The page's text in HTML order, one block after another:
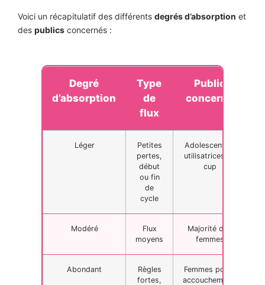
Voici un récapitulatif des différents degrés d’absorption et
des publics concernés :
Degré
d’absorption
Type
de
flux
Public
concerné
Léger
Petites
pertes,
début
ou fin
de
cycle
Adolescentes,
utilisatrices de
cup
Modéré
Flux
moyens
Majorité des
femmes
Abondant
Règles
fortes,
Femmes post-
accouchement,